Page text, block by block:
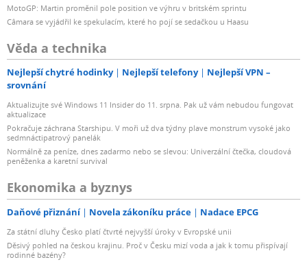
MotoGP: Martin proměnil pole position ve výhru v britském sprintu
Câmara se vyjádřil ke spekulacím, které ho pojí se sedačkou u Haasu
Věda a technika
Nejlepší chytré hodinky Nejlepší telefony
Nejlepší VPN –
srovnání
Aktualizujte své Windows 11 Insider do 11. srpna. Pak už vám nebudou fungovat
aktualizace
Pokračuje záchrana Starshipu. V moři už dva týdny plave monstrum vysoké jako
sedmnáctipatrový panelák
Normálně za peníze, dnes zadarmo nebo se slevou: Univerzální čtečka, cloudová
peněženka a karetní survival
Ekonomika a byznys
Daňové přiznání Novela zákoníku práce Nadace EPCG
Za státní dluhy Česko platí čtvrté nejvyšší úroky v Evropské unii
Děsivý pohled na českou krajinu. Proč v Česku mizí voda a jak k tomu přispívají
rodinné bazény?